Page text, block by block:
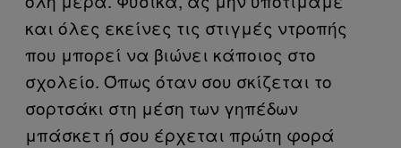
και όλες εκείνες τις στιγμές ντροπής
που μπορεί να βιώνει κάποιος στο
σχολείο. Όπως όταν σου σκίζεται το
σορτσάκι στη μέση των γηπέδων
μπάσκετ ή σου έρχεται πρώτη φορά